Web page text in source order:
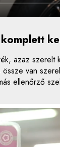
azaz szerelt
össze van
ellenőrző